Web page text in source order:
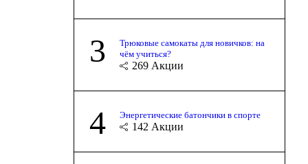
3
Трюковые самокаты для новичков: на
чём учиться?
269 Акции
4 Энергетические батончики в спорте
142 Акции